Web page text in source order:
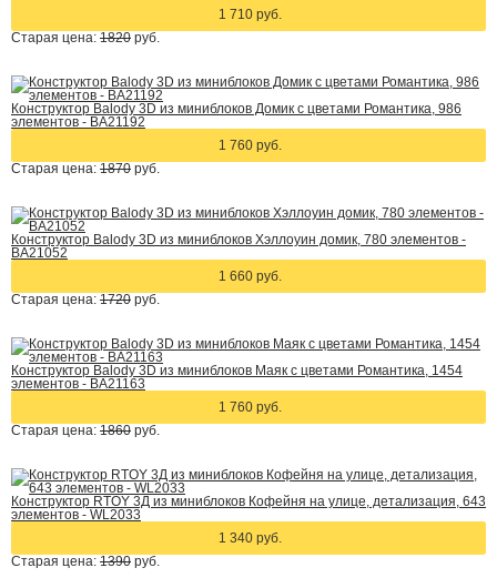
1 710 руб.
Старая цена: 1820 руб.
Конструктор Balody 3D из миниблоков Домик с цветами Романтика, 986
элементов - BA21192
1 760 руб.
Старая цена: 1870 руб.
Конструктор Balody 3D из миниблоков Хэллоуин домик, 780 элементов -
BA21052
1 660 руб.
Старая цена: 1720 руб.
Конструктор Balody 3D из миниблоков Маяк с цветами Романтика, 1454
элементов - BA21163
1 760 руб.
Старая цена: 1860 руб.
Конструктор RTOY 3Д из миниблоков Кофейня на улице, детализация, 643
элементов - WL2033
1 340 руб.
Старая цена: 1390 руб.